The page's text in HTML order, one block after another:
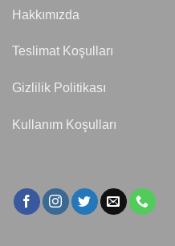
Hakkımızda
Teslimat Koşulları
Gizlilik Politikası
Kullanım Koşulları